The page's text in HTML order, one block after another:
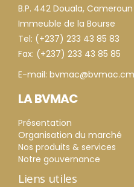
B.P. 442 Douala, Cameroun
Immeuble de la Bourse
Tel: (+237) 233 43 85 83
Fax: (+237) 233 43 85 85
E-mail: bvmac@bvmac.cm
LA BVMAC
Présentation
Organisation du marché
Nos produits & services
Notre gouvernance
Liens utiles